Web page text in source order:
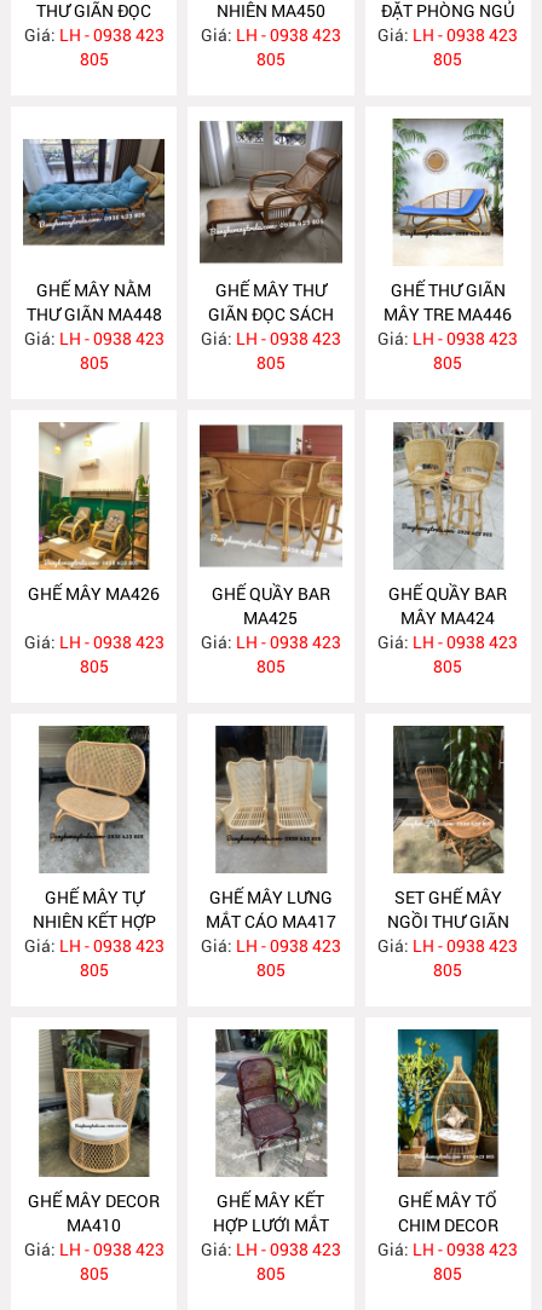
THƯ GIÃN ĐỌC
SÁCH MA456
Giá: LH - 0938 423
805
NHIÊN MA450
Giá: LH - 0938 423
805
ĐẶT PHÒNG NGỦ
MA449
Giá: LH - 0938 423
805
GHẾ MÂY NẰM
THƯ GIÃN MA448
Giá: LH - 0938 423
805
GHẾ MÂY THƯ
GIÃN ĐỌC SÁCH
MA447
Giá: LH - 0938 423
805
GHẾ THƯ GIÃN
MÂY TRE MA446
Giá: LH - 0938 423
805
GHẾ MÂY MA426
Giá: LH - 0938 423
805
GHẾ QUẦY BAR
MA425
Giá: LH - 0938 423
805
GHẾ QUẦY BAR
MÂY MA424
Giá: LH - 0938 423
805
GHẾ MÂY TỰ
NHIÊN KẾT HỢP
LƯỚI MẮT CÁO
MA418
Giá: LH - 0938 423
805
GHẾ MÂY LƯNG
MẮT CÁO MA417
Giá: LH - 0938 423
805
SET GHẾ MÂY
NGỒI THƯ GIÃN
MA416
Giá: LH - 0938 423
805
GHẾ MÂY DECOR
MA410
Giá: LH - 0938 423
805
GHẾ MÂY KẾT
HỢP LƯỚI MẮT
CÁO MA400
Giá: LH - 0938 423
805
GHẾ MÂY TỔ
CHIM DECOR
MA395
Giá: LH - 0938 423
805